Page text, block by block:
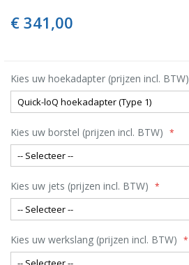
€ 341,00
Kies uw hoekadapter (prijzen incl. BTW)
Kies uw borstel (prijzen incl. BTW)
Kies uw jets (prijzen incl. BTW)
Kies uw werkslang (prijzen incl. BTW)